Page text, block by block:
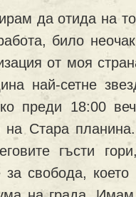
да отида на
било
от моя
най-сетне
преди 18:00
на Стара
гъсти
свобода, което